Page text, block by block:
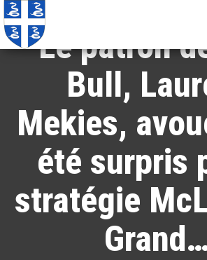
Le patron
Bull,
Mekies,
été surpris
stratégie